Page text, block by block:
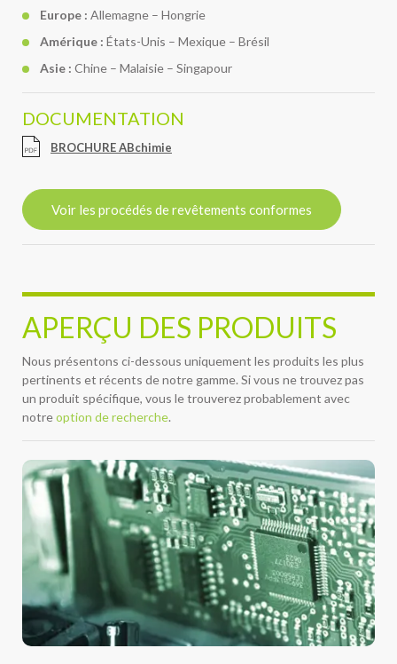
Europe : Allemagne – Hongrie
Amérique : États-Unis – Mexique – Brésil
Asie : Chine – Malaisie – Singapour
DOCUMENTATION
BROCHURE ABchimie
Voir les procédés de revêtements conformes
APERÇU DES PRODUITS
Nous présentons ci-dessous uniquement les produits les plus
pertinents et récents de notre gamme. Si vous ne trouvez pas
un produit spécifique, vous le trouverez probablement avec
notreoption de recherche.